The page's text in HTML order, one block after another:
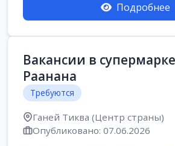
Подробнее
Вакансии в
Раанана
Требуются
Ганей Тиква (Центр страны)
Опубликовано: 07.06.2026